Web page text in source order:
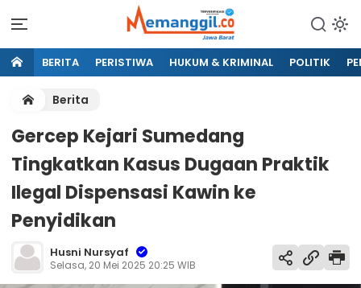
BERITA PERISTIWA HUKUM & KRIMINAL POLITIK
Berita
Gercep Kejari Sumedang
Tingkatkan Kasus Dugaan Praktik
Ilegal Dispensasi Kawin ke
Penyidikan
Husni Nursyaf
Selasa, 20 Mei 2025 20:25 WIB